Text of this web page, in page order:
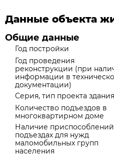
Данные объекта
Общие данные
Год постройки
Год проведения
реконструкции (при
информации в
документации)
Серия, тип проекта здания
Количество подъездов в
многоквартирном доме
Наличие
подъездах для нужд
маломобильных групп
населения